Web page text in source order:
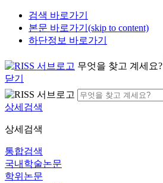
검색 바로가기
본문 바로가기(skip to content)
하단정보 바로가기
무엇을 찾고 계세요?
닫기
상세검색
상세검색
통합검색
국내학술논문
학위논문